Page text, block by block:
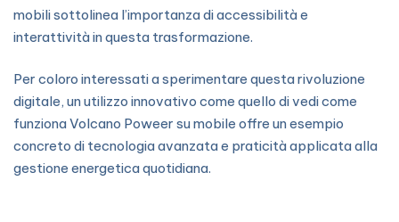
mobili sottolinea l’importanza di accessibilità e
interattività in questa trasformazione.
Per coloro interessati a sperimentare questa rivoluzione
digitale, un utilizzo innovativo come quello di vedi come
funziona Volcano Poweer su mobile offre un esempio
concreto di tecnologia avanzata e praticità applicata alla
gestione energetica quotidiana.